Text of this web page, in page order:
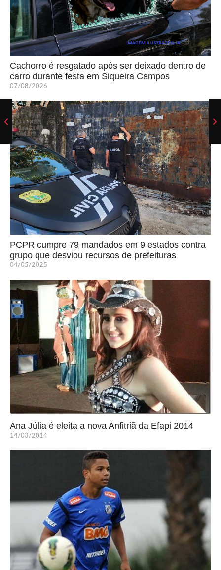
Cachorro é resgatado após ser deixado dentro de
carro durante festa em Siqueira Campos
07/08/2026
PCPR cumpre 79 mandados em 9 estados contra
grupo que desviou recursos de prefeituras
04/05/2025
Ana Júlia é eleita a nova Anfitriã da Efapi 2014
14/03/2014